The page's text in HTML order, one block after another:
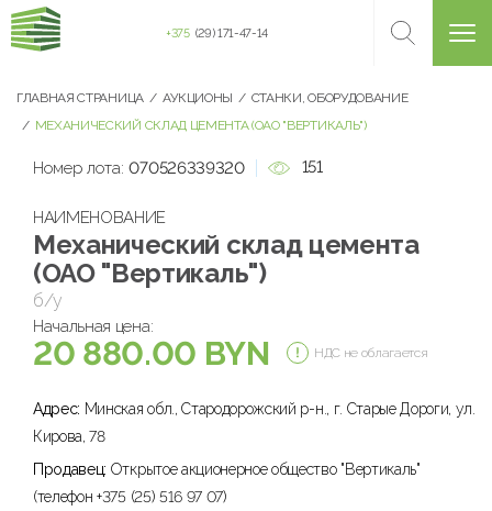
+375 (29) 171-47-14
ГЛАВНАЯ СТРАНИЦА АУКЦИОНЫ
СТАНКИ, ОБОРУДОВАНИЕ
МЕХАНИЧЕСКИЙ СКЛАД ЦЕМЕНТА (ОАО "ВЕРТИКАЛЬ")
Номер лота: 070526339320 151
НАИМЕНОВАНИЕ
Механический склад цемента
(ОАО "Вертикаль")
б/у
Начальная цена:
20 880.00 BYN НДС не облагается
Адрес: Минская обл., Стародорожский р-н., г. Старые Дороги, ул.
Кирова, 78
Продавец: Открытое акционерное общество "Вертикаль"
(телефон +375 (25) 516 97 07)